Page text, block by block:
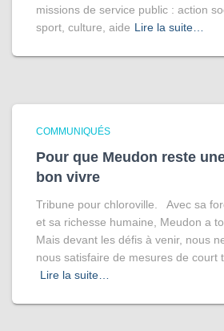
missions de service public : action
sport, culture, aide Lire la suite…
COMMUNIQUÉS
Pour que Meudon reste
bon vivre
Tribune pour chloroville. Avec sa
et sa richesse humaine, Meudon a
Mais devant les défis à venir, nous
nous satisfaire de mesures de court
Lire la suite…